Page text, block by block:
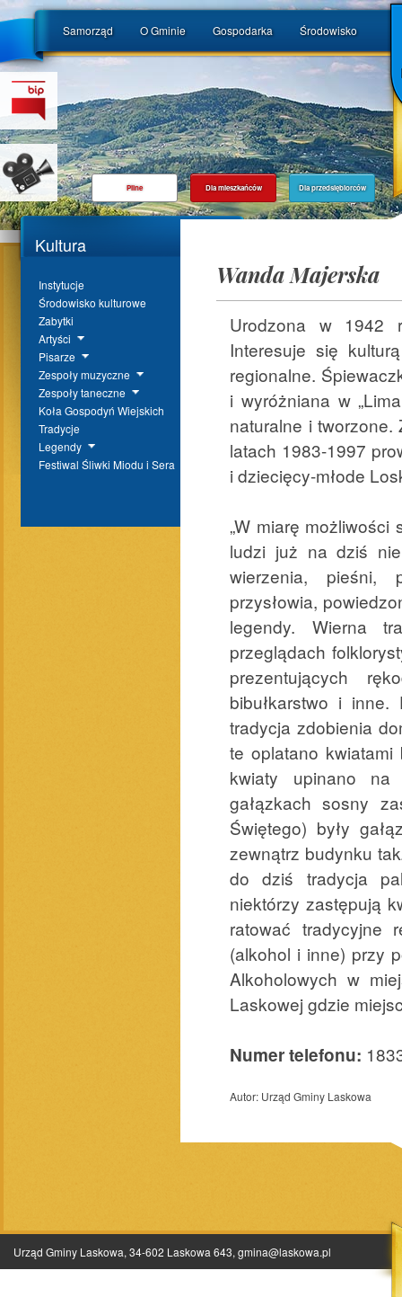
Samorząd O Gminie Gospodarka Środowisko
Pilne Dla mieszkańców Dla przedsiębiorców
Kultura
Instytucje
Środowisko kulturowe
Zabytki
Artyści
Pisarze
Zespoły muzyczne
Zespoły taneczne
Koła Gospodyń Wiejskich
Tradycje
Legendy
Festiwal Śliwki Miodu i Sera
Wanda Majerska
Urodzona w 1942
Interesuje się
regionalne.
i wyróżniana w
naturalne i
latach 1983-1997
i dziecięcy-młode
„W miarę
ludzi już na dziś
wierzenia, pieśni,
przysłowia,
legendy. Wierna
przeglądach
prezentujących
bibułkarstwo i
tradycja zdobienia
te oplatano kwiatami
kwiaty upinano na
gałązkach sosny
Świętego) były
zewnątrz budynku
do dziś tradycja
niektórzy zastępują
ratować tradycyjne
(alkohol i inne) przy
Alkoholowych w
Laskowej gdzie
Numer telefonu:
Autor: Urząd Gminy Laskowa
Urząd Gminy Laskowa, 34-602 Laskowa 643, gmina@laskowa.pl